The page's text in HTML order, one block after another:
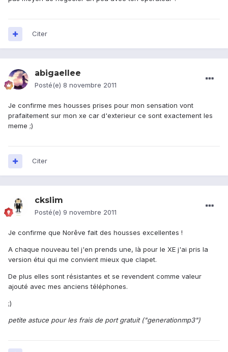
Citer
abigaellee
Posté(e) 8 novembre 2011
Je confirme mes housses prises pour mon sensation vont
prafaitement sur mon xe car d'exterieur ce sont exactement les
meme ;)
Citer
ckslim
Posté(e) 9 novembre 2011
Je confirme que Norêve fait des housses excellentes !
A chaque nouveau tel j'en prends une, là pour le XE j'ai pris la
version étui qui me convient mieux que clapet.
De plus elles sont résistantes et se revendent comme valeur
ajouté avec mes anciens téléphones.
;)
petite astuce pour les frais de port gratuit ("generationmp3")